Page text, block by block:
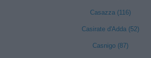
Casazza (116)
Casirate d'Adda (52)
Casnigo (87)